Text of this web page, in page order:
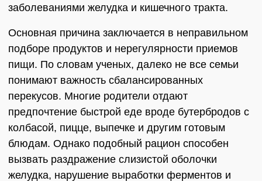
заболеваниями желудка и кишечного тракта.
Основная причина заключается в неправильном
подборе продуктов и нерегулярности приемов
пищи. По словам ученых, далеко не все семьи
понимают важность сбалансированных
перекусов. Многие родители отдают
предпочтение быстрой еде вроде бутербродов с
колбасой, пицце, выпечке и другим готовым
блюдам. Однако подобный рацион способен
вызвать раздражение слизистой оболочки
желудка, нарушение выработки ферментов и